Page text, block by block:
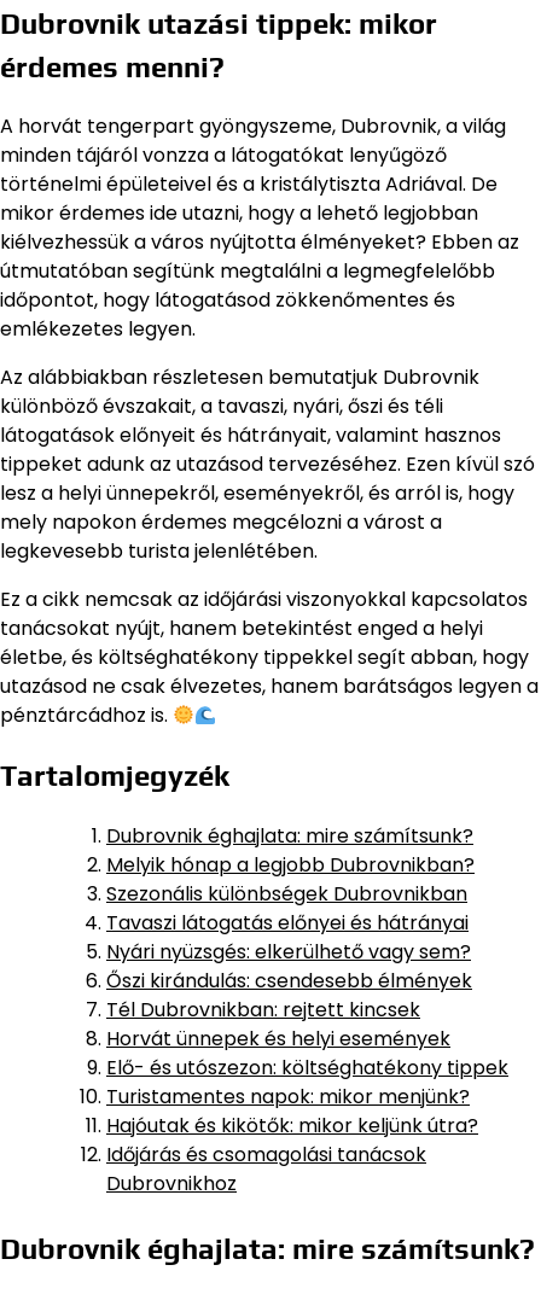
Dubrovnik utazási tippek: mikor
érdemes menni?
A horvát tengerpart gyöngyszeme, Dubrovnik, a világ
minden tájáról vonzza a látogatókat lenyűgöző
történelmi épületeivel és a kristálytiszta Adriával. De
mikor érdemes ide utazni, hogy a lehető legjobban
kiélvezhessük a város nyújtotta élményeket? Ebben az
útmutatóban segítünk megtalálni a legmegfelelőbb
időpontot, hogy látogatásod zökkenőmentes és
emlékezetes legyen.
Az alábbiakban részletesen bemutatjuk Dubrovnik
különböző évszakait, a tavaszi, nyári, őszi és téli
látogatások előnyeit és hátrányait, valamint hasznos
tippeket adunk az utazásod tervezéséhez. Ezen kívül szó
lesz a helyi ünnepekről, eseményekről, és arról is, hogy
mely napokon érdemes megcélozni a várost a
legkevesebb turista jelenlétében.
Ez a cikk nemcsak az időjárási viszonyokkal kapcsolatos
tanácsokat nyújt, hanem betekintést enged a helyi
életbe, és költséghatékony tippekkel segít abban, hogy
utazásod ne csak élvezetes, hanem barátságos legyen a
pénztárcádhoz is.
Tartalomjegyzék
Dubrovnik éghajlata: mire számítsunk?
Melyik hónap a legjobb Dubrovnikban?
Szezonális különbségek Dubrovnikban
Tavaszi látogatás előnyei és hátrányai
Nyári nyüzsgés: elkerülhető vagy sem?
Őszi kirándulás: csendesebb élmények
Tél Dubrovnikban: rejtett kincsek
Horvát ünnepek és helyi események
Elő- és utószezon: költséghatékony tippek
Turistamentes napok: mikor menjünk?
Hajóutak és kikötők: mikor keljünk útra?
Időjárás és csomagolási tanácsok
Dubrovnikhoz
Dubrovnik éghajlata: mire számítsunk?